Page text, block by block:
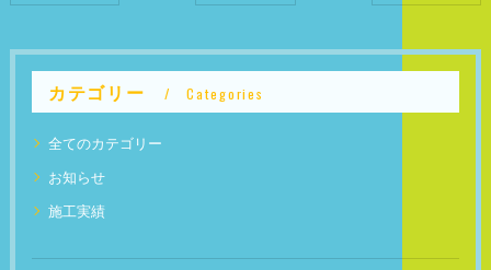
カテゴリー Categories
全てのカテゴリー
お知らせ
施工実績